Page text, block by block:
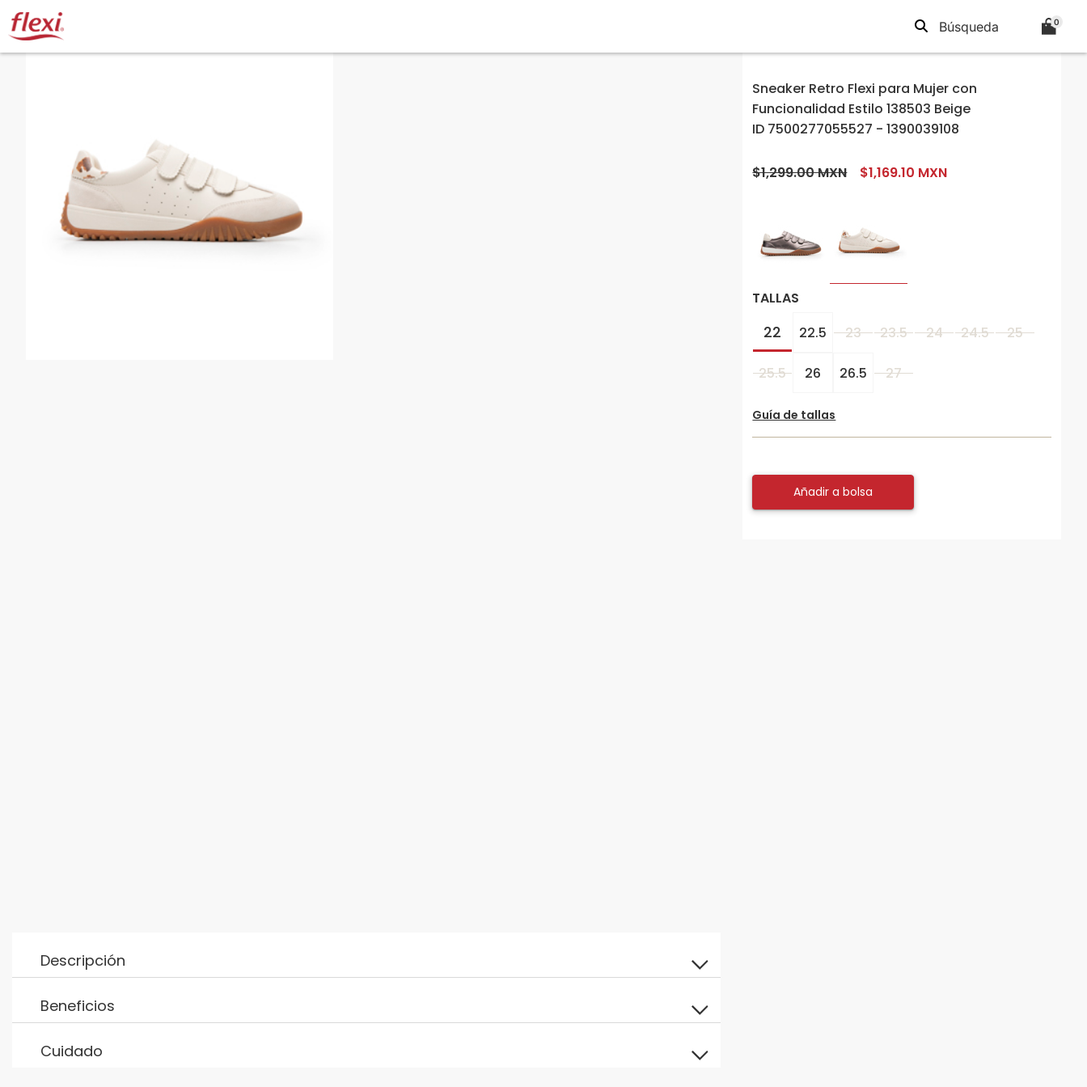
0
Sneaker Retro Flexi para Mujer con
Funcionalidad Estilo 138503 Beige
ID 7500277055527 - 1390039108
$1,299.00 MXN $1,169.10 MXN
TALLAS
22 22.5 23 23.5 24 24.5 25
25.5 26 26.5 27
Guía de tallas
Añadir a bolsa
Descripción
Beneficios
Cuidado